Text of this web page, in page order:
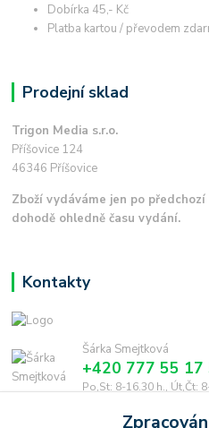
Dobírka 45,- Kč
Platba kartou / převodem
Prodejní sklad
Trigon Media s.r.o.
Příšovice 124
46346 Příšovice
Zboží vydáváme jen po
dohodě ohledně času vydání.
Kontakty
Šárka Smejtková
+420 777 55 17
Po,St: 8-16.30 h., Út,Čt:
smejtkova@trigonmedia.cz